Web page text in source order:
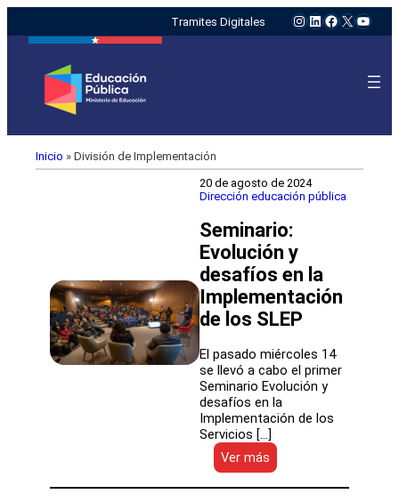
Tramites Digitales Instagram
LinkedIn
Facebook
X
Inicio » División de Implementación
20 de agosto de 2024
Dirección educación pública
Seminario:
Evolución y
desafíos en la
Implementación
de los SLEP
El pasado miércoles 14
se llevó a cabo el primer
Seminario Evolución y
desafíos en la
Implementación de los
Servicios […]
Ver más
Seminario:
Evolución